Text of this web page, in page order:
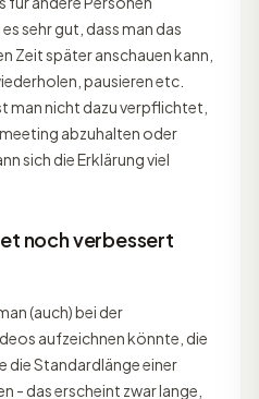
sehr gut, dass man das
Zeit später anschauen kann,
pausieren etc.
man nicht dazu verpflichtet,
abzuhalten oder
sich die Erklärung viel
noch verbessert
(auch) bei der
aufzeichnen könnte, die
die Standardlänge einer
- das erscheint zwar lange,